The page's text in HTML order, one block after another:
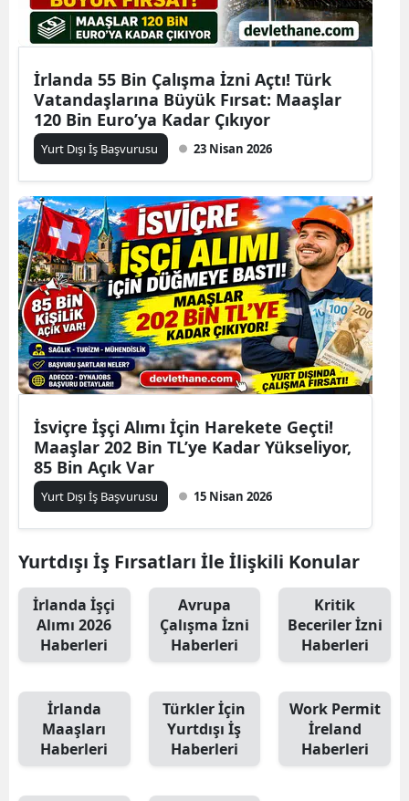
İrlanda 55 Bin Çalışma İzni Açtı! Türk
Vatandaşlarına Büyük Fırsat: Maaşlar
120 Bin Euro’ya Kadar Çıkıyor
Yurt Dışı İş Başvurusu 23 Nisan 2026
İsviçre İşçi Alımı İçin Harekete Geçti!
Maaşlar 202 Bin TL’ye Kadar Yükseliyor,
85 Bin Açık Var
Yurt Dışı İş Başvurusu 15 Nisan 2026
Yurtdışı İş Fırsatları İle İlişkili Konular
İrlanda İşçi
Alımı 2026
Haberleri
Avrupa
Çalışma İzni
Haberleri
Kritik
Beceriler İzni
Haberleri
İrlanda
Maaşları
Haberleri
Türkler İçin
Yurtdışı İş
Haberleri
Work Permit
İreland
Haberleri